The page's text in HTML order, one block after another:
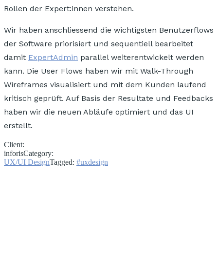
Rollen der Expert:innen verstehen.
Wir haben anschliessend die wichtigsten Benutzerflows
der Software priorisiert und sequentiell bearbeitet
damit ExpertAdmin parallel weiterentwickelt werden
kann. Die User Flows haben wir mit Walk-Through
Wireframes visualisiert und mit dem Kunden laufend
kritisch geprüft. Auf Basis der Resultate und Feedbacks
haben wir die neuen Abläufe optimiert und das UI
erstellt.
Client:
inforisCategory:
UX/UI DesignTagged: #uxdesign